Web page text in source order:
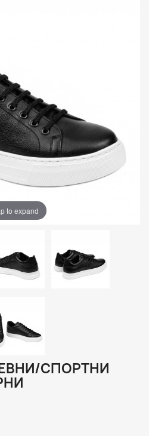
to expand
СПОРТНИ